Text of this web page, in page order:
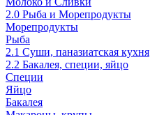
2.0 Рыба и Морепродукты
Морепродукты
Рыба
2.1 Суши, паназиатская кухня
2.2 Бакалея, специи, яйцо
Специи
Яйцо
Бакалея